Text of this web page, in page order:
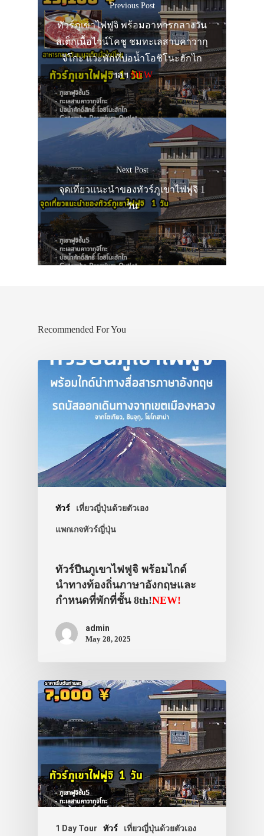
Previous Post
ทัวร์ภูเขาไฟฟูจิ พร้อมอาหารกลางวัน
สเต็กเนื้อไวน์โคชู ชมทะเลสาบคาวากุ
จิโกะ แวะพักที่บ่อน้ำโอชิโนะฮักไก
ฯลฯNEW
Next Post
จุดเที่ยวแนะนำของทัวร์ภูเขาไฟฟูจิ 1
วัน
Recommended For You
ทัวร์ เที่ยวญี่ปุ่นด้วยตัวเอง
แพกเกจทัวร์ญี่ปุ่น
ทัวร์ปีนภูเขาไฟฟูจิ พร้อมไกด์
นำทางท้องถิ่นภาษาอังกฤษและ
กำหนดที่พักที่ชั้น 8th!NEW!
admin
May 28, 2025
1 Day Tour ทัวร์ เที่ยวญี่ปุ่นด้วยตัวเอง